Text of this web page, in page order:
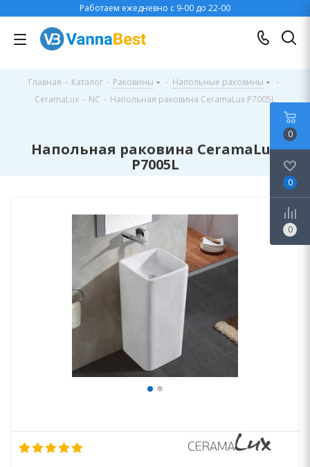
Работаем ежедневно с 9-00 до 22-00
Главная - Каталог - Раковины - Напольные раковины
-
CeramaLux - NC - Напольная раковина CeramaLux P7005L
Напольная раковина CeramaLux
P7005L
0
0
0